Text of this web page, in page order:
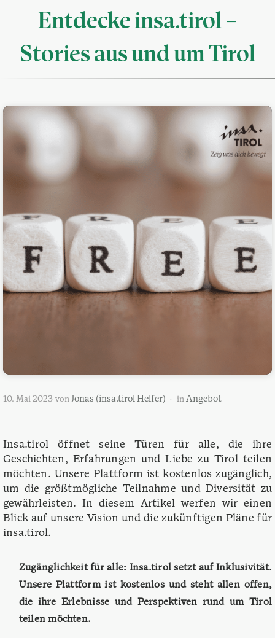
Entdecke insa.tirol –
Stories aus und um Tirol
10. Mai 2023 von Jonas (insa.tirol Helfer) in Angebot
Insa.tirol öffnet seine Türen für alle, die ihre
Geschichten, Erfahrungen und Liebe zu Tirol teilen
möchten. Unsere Plattform ist kostenlos zugänglich,
um die größtmögliche Teilnahme und Diversität zu
gewährleisten. In diesem Artikel werfen wir einen
Blick auf unsere Vision und die zukünftigen Pläne für
insa.tirol.
Zugänglichkeit für alle: Insa.tirol setzt auf Inklusivität.
Unsere Plattform ist kostenlos und steht allen offen,
die ihre Erlebnisse und Perspektiven rund um Tirol
teilen möchten.